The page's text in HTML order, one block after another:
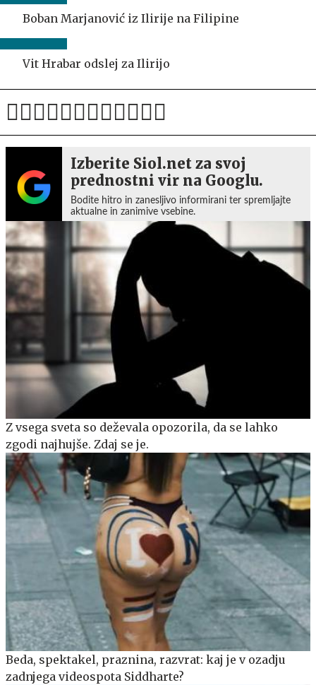
Boban Marjanović iz Ilirije na Filipine
Vit Hrabar odslej za Ilirijo
Izberite Siol.net za svoj
prednostni vir na Googlu.
Bodite hitro in zanesljivo informirani ter spremljajte
aktualne in zanimive vsebine.
Z vsega sveta so deževala opozorila, da se lahko
zgodi najhujše. Zdaj se je.
Beda, spektakel, praznina, razvrat: kaj je v ozadju
zadnjega videospota Siddharte?